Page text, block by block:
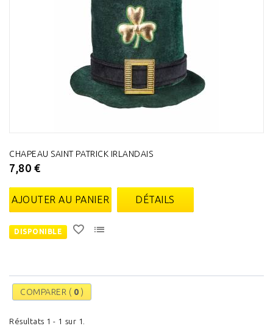
CHAPEAU SAINT PATRICK IRLANDAIS
7,80 €
AJOUTER AU PANIER DÉTAILS
DISPONIBLE
COMPARER ( 0 )
Résultats 1 - 1 sur 1.